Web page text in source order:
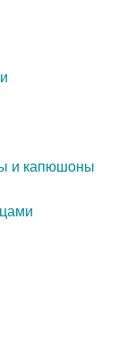
и капюшоны